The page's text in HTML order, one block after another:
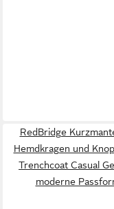
RedBridge
Hemdkragen und
Trenchcoat Casual
moderne